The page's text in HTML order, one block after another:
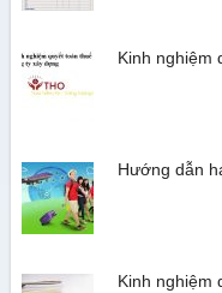
Kinh nghiệm
Hướng dẫn
Kinh nghiệm